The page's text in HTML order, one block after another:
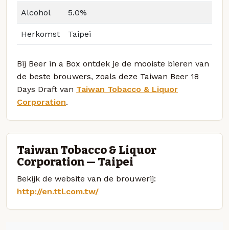
Alcohol 5.0%
Herkomst Taipei
Bij Beer in a Box ontdek je de mooiste bieren van
de beste brouwers, zoals deze Taiwan Beer 18
Days Draft van Taiwan Tobacco & Liquor
Corporation.
Taiwan Tobacco & Liquor
Corporation — Taipei
Bekijk de website van de brouwerij:
http://en.ttl.com.tw/